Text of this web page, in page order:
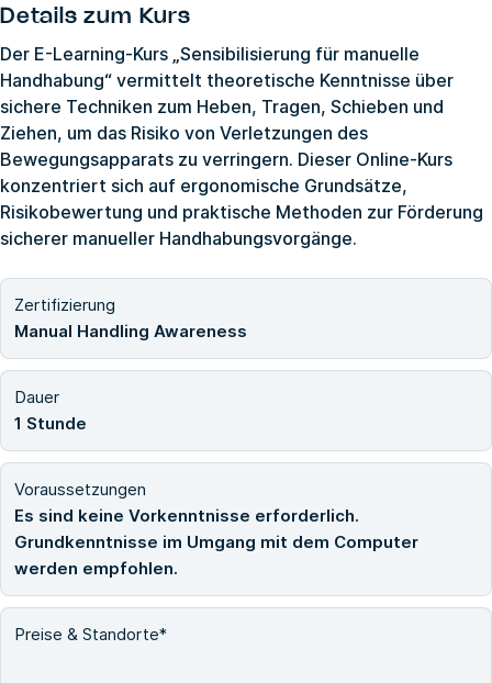
Details zum Kurs
Der E-Learning-Kurs „Sensibilisierung für manuelle
Handhabung“ vermittelt theoretische Kenntnisse über
sichere Techniken zum Heben, Tragen, Schieben und
Ziehen, um das Risiko von Verletzungen des
Bewegungsapparats zu verringern. Dieser Online-Kurs
konzentriert sich auf ergonomische Grundsätze,
Risikobewertung und praktische Methoden zur Förderung
sicherer manueller Handhabungsvorgänge.
Zertifizierung
Manual Handling Awareness
Dauer
1 Stunde
Voraussetzungen
Es sind keine Vorkenntnisse erforderlich.
Grundkenntnisse im Umgang mit dem Computer
werden empfohlen.
Preise & Standorte*